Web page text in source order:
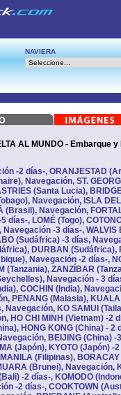
NAVIERA
AL MUNDO - Embarque
-2 días-, ORANJESTAD
Navegación, ST.
(Santa Lucia),
Navegación, ISLA
(Brasil), Navegación,
días-, LOMÉ (Togo),
-3 días-, WALVIS
(Sudáfrica) -3 días,
DURBAN (Sudáfrica),
Navegación -2 días-,
(Tanzania), ZANZÍBAR
Navegación - 3
COCHIN (India),
PENANG (Malasia),
Navegación, KO SAMUI
HO CHI MINH (Vietnam) -2
HONG KONG (China) - 2
BEIJING (China)
(Japón), KYOTO (Japón) -
(Filipinas),
(Brunei), Navegación,
-2 días-, KOMODO
-2 días-, COOKTOWN